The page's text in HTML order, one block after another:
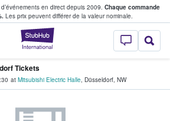
en direct depuis 2009. Chaque commande
Les prix peuvent différer de la valeur nominale.
StubHub - Où
vendent des billets
Tickets
at Mitsubishi Electric Halle, Düsseldorf, NW